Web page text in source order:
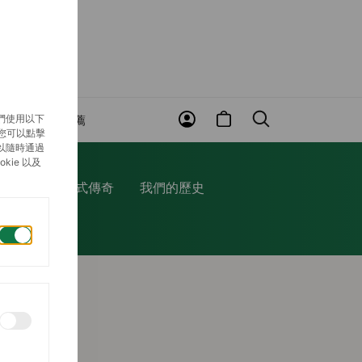
近期推薦
蠔式傳奇 我們的歷史
使用以下
可以點擊
隨時通過
以及